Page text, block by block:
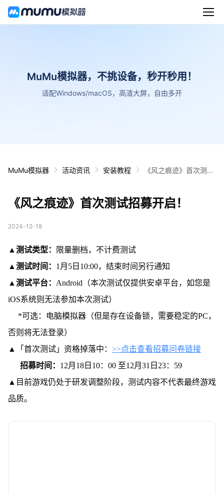
MuMu模拟器，不挑设备，秒开秒用！
适配Windows/macOS，高清大屏，自由多开
MuMu模拟器 活动资讯 安装教程
《风之痕迹》首次测试
《风之痕迹》首次测试招募开启！
2024-12-18
▲ 测试类型：
限量删档，不计费测试
▲ 测试时间： 1月5日10:00，结束时间另行通知
▲ 测试平台： Android（本次测试仅提供安卓平台，如您是
iOS系统则无法参加本次测试）
*可选：电脑模拟器（但是存在设备锁，需要稳定的PC，
否则将无法登录）
▲「首次测试」资格掉落中： >>点击查看招募问卷链接
招募时间： 12月18日10：00 至12月31日23：59
▲目前游戏仍处于研发调整阶段，测试内容不代表最终游戏
品质。